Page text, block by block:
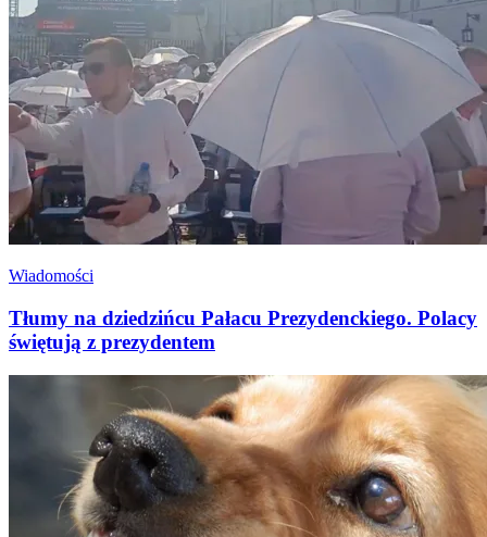
Wiadomości
Tłumy na dziedzińcu Pałacu Prezydenckiego. Polacy
świętują z prezydentem